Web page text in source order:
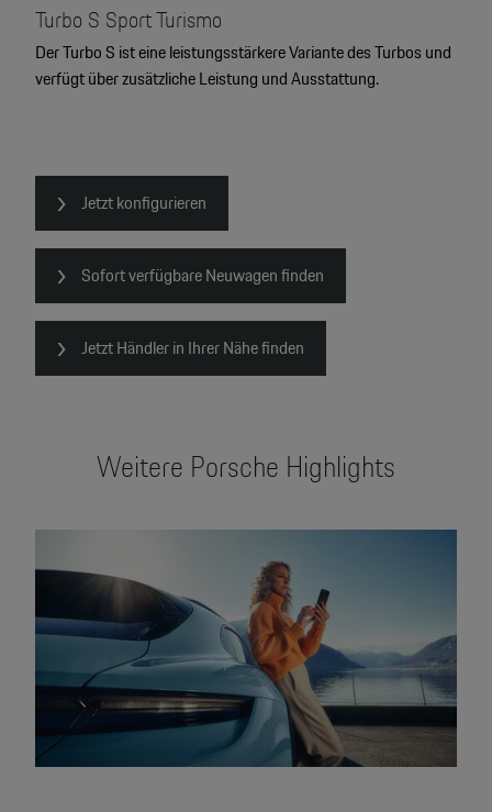
Turbo S Sport Turismo
Der Turbo S ist eine leistungsstärkere Variante des Turbos und
verfügt über zusätzliche Leistung und Ausstattung.
Jetzt konfigurieren
Sofort verfügbare Neuwagen finden
Jetzt Händler in Ihrer Nähe finden
Weitere Porsche Highlights